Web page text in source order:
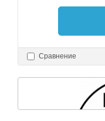
Сравнение